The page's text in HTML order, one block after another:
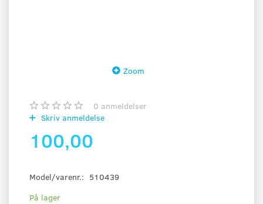
Zoom
0 anmeldelser
Skriv anmeldelse
100,00
Model/varenr.: 510439
På lager